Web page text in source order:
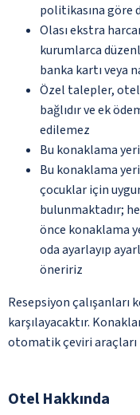
politikasına
Olası ekstra
kurumlarca
banka kartı veya
Özel talepler,
bağlıdır ve ek
edilemez
Bu konaklama
Bu konaklama
çocuklar için
bulunmaktadır;
önce konaklama
oda ayarlayıp
öneririz
Resepsiyon
karşılayacaktır.
otomatik çeviri
Otel Hakkında